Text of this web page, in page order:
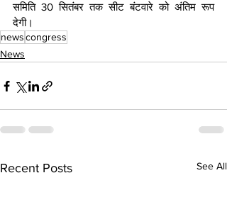
समिति 30 सितंबर तक सीट बंटवारे को अंतिम रूप
देगी।
newscongress
News
Recent Posts See All